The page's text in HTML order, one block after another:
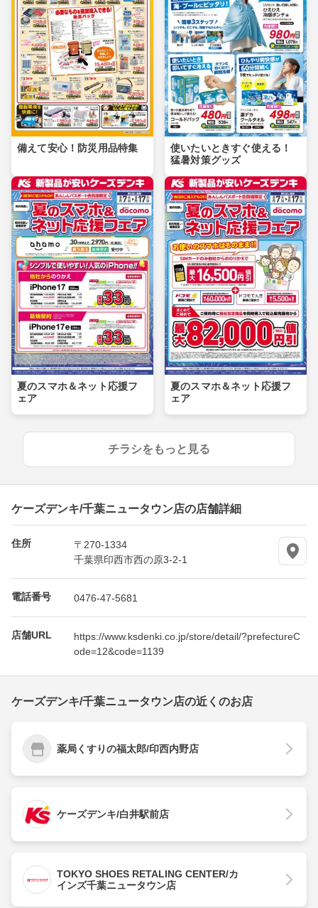
備えて安心！防災用品特集
使いたいときすぐ使える！
猛暑対策グッズ
夏のスマホ＆ネット応援フ
ェア
夏のスマホ＆ネット応援フ
ェア
チラシをもっと見る
ケーズデンキ/千葉ニュータウン店の店舗詳細
住所
〒270-1334
千葉県印西市西の原3-2-1
電話番号 0476-47-5681
店舗URL
https://www.ksdenki.co.jp/store/detail/?prefectureC
ode=12&code=1139
ケーズデンキ/千葉ニュータウン店の近くのお店
薬局くすりの福太郎/印西内野店
ケーズデンキ/白井駅前店
TOKYO SHOES RETALING CENTER/カ
インズ千葉ニュータウン店